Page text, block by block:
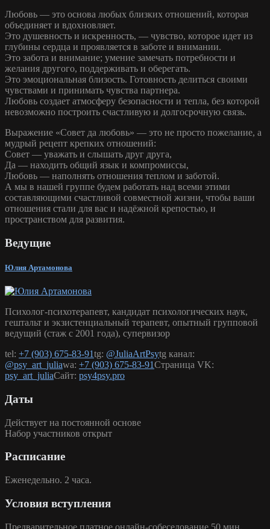
Любовь — это основа любых близких отношений, которая
объединяет и вдохновляет.
Это душевность и искренность, — чувство, которое идет из
глубины сердца и проявляется в заботе и внимании.
Это забота и внимание; умение замечать потребности и
желания другого, поддерживать и оберегать.
Это эмоциональная близость. Готовность делиться своими
чувствами и принимать чувства партнера.
Любовь создает атмосферу безопасности и тепла, без которой
невозможно построить счастливую и долгосрочную связь.
Выражение «Совет да любовь» — это не просто пожелание, а
мудрый рецепт крепких отношений:
Совет — уважать и слышать друг друга,
Да — находить общий язык и компромиссы,
Любовь — наполнять отношения теплом и заботой.
А мы в нашей группе будем работать над всеми этими
составляющими счастливой совместной жизни, чтобы ваши
отношения стали для вас и надёжной крепостью, и
пространством для развития.
Ведущие
Юлия Артамонова
Психолог-психотерапевт, кандидат психологических наук,
гештальт и экзистенциальный терапевт, опытный групповой
ведущий (стаж с 2001 года), супервизор
tel: +7 (903) 675-83-91tg: @JuliaArtPsytg канал:
@psy_art_juliawa: +7 (903) 675-83-91Страница VK:
psy_art_juliaСайт: psy4psy.pro
Даты
Действует на постоянной основе
Набор участников открыт
Расписание
Еженедельно. 2 часа.
Условия вступления
Предварительное платное онлайн-собеседование 50 мин.